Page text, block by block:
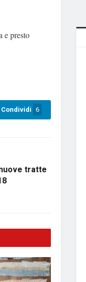
e presto
Condividi 6
tratte